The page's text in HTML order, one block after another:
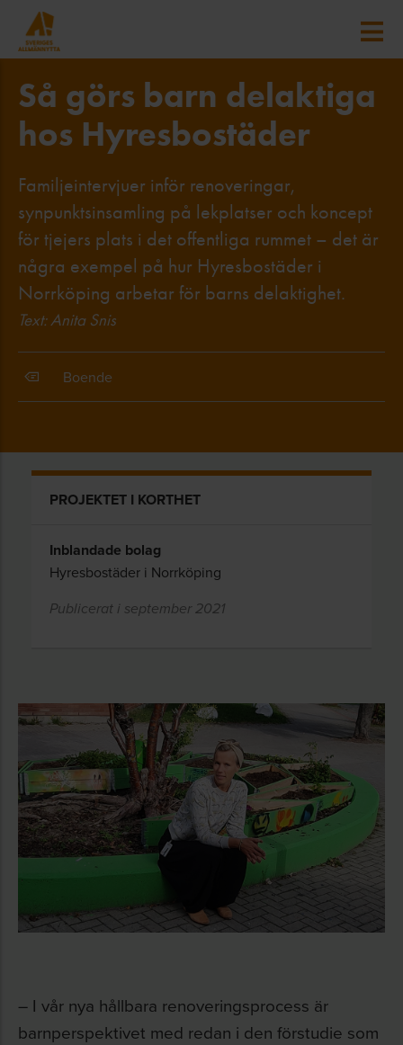
Så görs barn delaktiga
hos Hyresbostäder
Familjeintervjuer inför renoveringar,
synpunktsinsamling på lekplatser och koncept
för tjejers plats i det offentliga rummet – det är
några exempel på hur Hyresbostäder i
Norrköping arbetar för barns delaktighet.
Text: Anita Snis
Boende
PROJEKTET I KORTHET
Inblandade bolag
Hyresbostäder i Norrköping
Publicerat i september 2021
– I vår nya hållbara renoveringsprocess är
barnperspektivet med redan i den förstudie som